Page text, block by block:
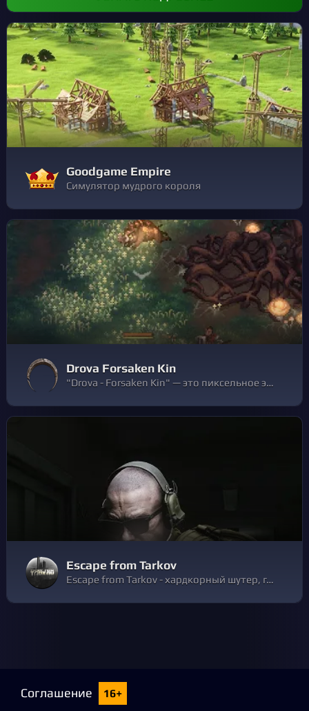
Goodgame Empire
Симулятор мудрого короля
Drova Forsaken Kin
"Drova - Forsaken Kin" — это пиксельное экшен-RPG, вдохновленное мрачными классиками жанра и мистическим очарованием кельтской мифологии.
Escape from Tarkov
Escape from Tarkov - хардкорный шутер, где каждый рейд - это игра со смертью. Готовься к рейдам, превозмогай и пробивайся сквозь беспощадных бойцов ЧВК и Диких, пользуйся тактическим преимуществом и забирай самый ценный лут. Ты либо выйдешь живым, либо потеряешь все.
Соглашение 16+